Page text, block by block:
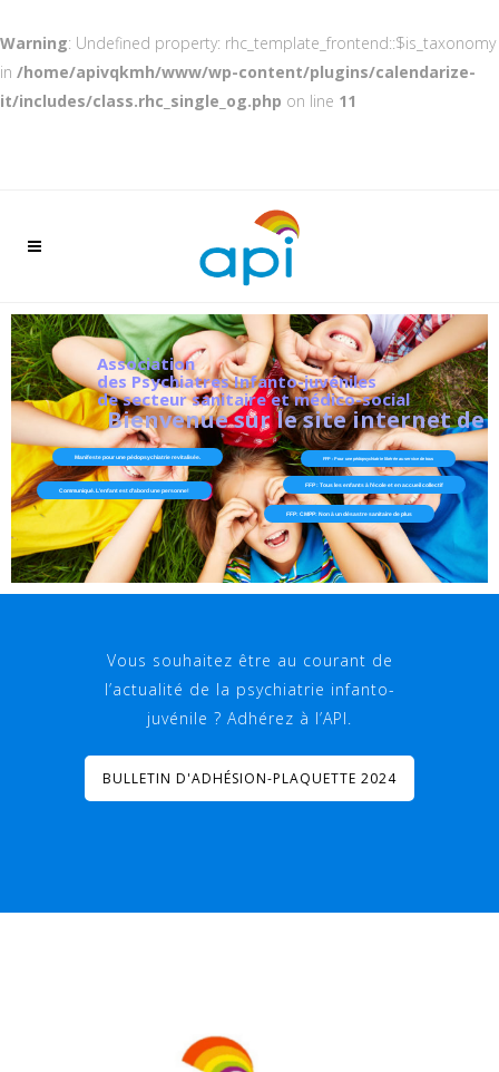
Warning: Undefined property: rhc_template_frontend::$is_taxonomy
in /home/apivqkmh/www/wp-content/plugins/calendarize-
it/includes/class.rhc_single_og.php on line 11
Association
des Psychiatres Infanto-juvéniles
de secteur sanitaire et médico-social
Bienvenue sur le site internet de
Communiqué. L'enfant est d'abord une personne!
Manifeste pour une pédopsychiatrie revitalisée. FFP : Pour une pédopsychiatrie libérée au service de tous
FFP : Tous les enfants à l'école et en accueil collectif
FFP: CMPP: Non à un désastre sanitaire de plus
Vous souhaitez être au courant de
l’actualité de la psychiatrie infanto-
juvénile ? Adhérez à l’API.
BULLETIN D'ADHÉSION-PLAQUETTE 2024